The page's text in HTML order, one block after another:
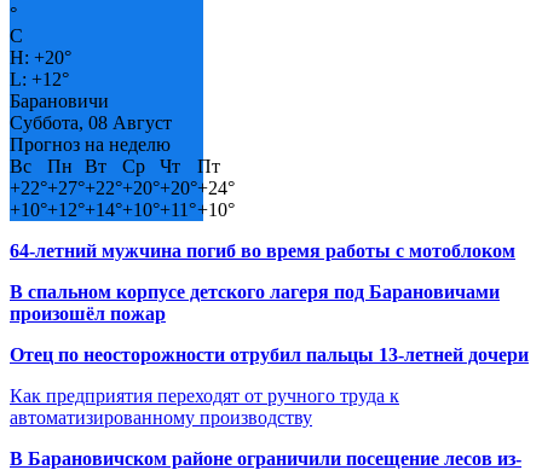
°
C
H: +20°
L: +12°
Барановичи
Суббота, 08 Август
Прогноз на неделю
Вс
Пн Вт Ср Чт
Пт
+22°+27°+22°+20°+20°+24°
+10°+12°+14°+10°+11°+10°
64-летний мужчина погиб во время работы с мотоблоком
В спальном корпусе детского лагеря под Барановичами
произошёл пожар
Отец по неосторожности отрубил пальцы 13-летней дочери
Как предприятия переходят от ручного труда к
автоматизированному производству
В Барановичском районе ограничили посещение лесов из-